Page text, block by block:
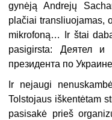
gynėją Andrejų
plačiai transliuojamas,
mikrofoną… Ir štai
pasigirsta: Деятел и
президента по
Ir nejaugi
Tolstojaus iškentėtam
pasisakė prieš